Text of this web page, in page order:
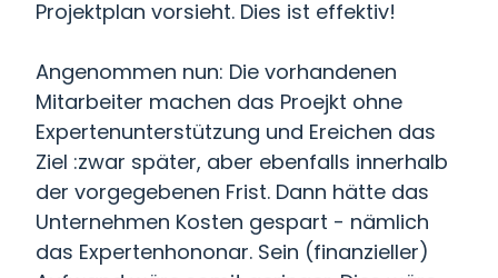
Projektplan vorsieht. Dies ist effektiv!
Angenommen nun: Die vorhandenen
Mitarbeiter machen das Proejkt ohne
Expertenunterstützung und Ereichen das
Ziel :zwar später, aber ebenfalls innerhalb
der vorgegebenen Frist. Dann hätte das
Unternehmen Kosten gespart - nämlich
das Expertenhononar. Sein (finanzieller)